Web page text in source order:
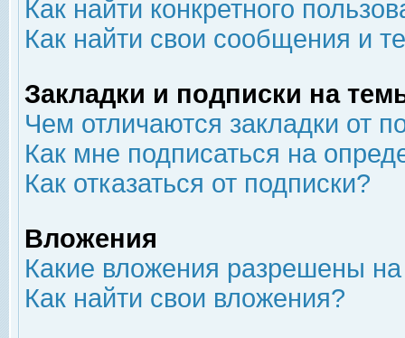
Как найти конкретного
Как найти свои сообщения и
Закладки и подписки на
Чем отличаются закладки от
Как мне подписаться на
Как отказаться от подписки?
Вложения
Какие вложения разрешены
Как найти свои вложения?